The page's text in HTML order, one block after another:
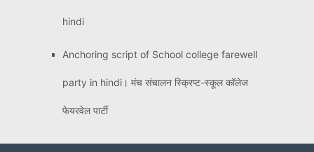
hindi
Anchoring script of School college farewell
party in hindi। मंच संचालन स्क्रिप्ट-स्कूल कॉलेज
फेयरवेल पार्टी